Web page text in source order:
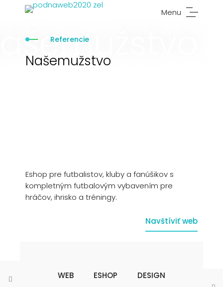
Menu
Referencie
Našemužstvo
Eshop pre futbalistov, kluby a fanúšikov s
kompletným futbalovým vybavením pre
hráčov, ihrisko a tréningy.
Navštíviť web
WEB ESHOP DESIGN